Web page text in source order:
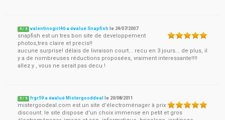
5 / 5 valentinogirl46 a évalué Snapfish le 24/07/2007
snapfish est un tres bon site de developpement
photos,tres claire et precis!!
aucune surprise! délais de livraison court... recu en 3 jours... de plus, il
y a de nombreuses réductions proposées, vraiment interessante!!!!
allez y , vous ne serait pas decu !
5 / 5 frgr59 a évalué Mistergooddeal le 20/08/2011
mistergoodeal.com est un site d'électroménager à prix
discount. le site dispose d'un choix immense en petit et gros